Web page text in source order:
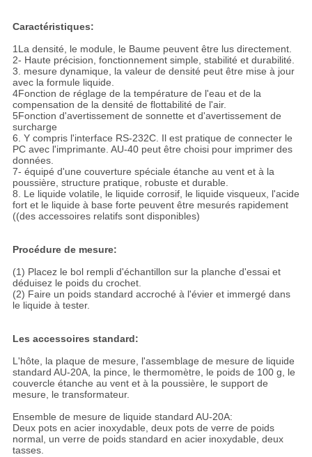
Caractéristiques:
1La densité, le module, le Baume peuvent être lus directement.
2- Haute précision, fonctionnement simple, stabilité et durabilité.
3. mesure dynamique, la valeur de densité peut être mise à jour
avec la formule liquide.
4Fonction de réglage de la température de l'eau et de la
compensation de la densité de flottabilité de l'air.
5Fonction d'avertissement de sonnette et d'avertissement de
surcharge
6. Y compris l'interface RS-232C. Il est pratique de connecter le
PC avec l'imprimante. AU-40 peut être choisi pour imprimer des
données.
7- équipé d'une couverture spéciale étanche au vent et à la
poussière, structure pratique, robuste et durable.
8. Le liquide volatile, le liquide corrosif, le liquide visqueux, l'acide
fort et le liquide à base forte peuvent être mesurés rapidement
((des accessoires relatifs sont disponibles)
Procédure de mesure:
(1) Placez le bol rempli d'échantillon sur la planche d'essai et
déduisez le poids du crochet.
(2) Faire un poids standard accroché à l'évier et immergé dans
le liquide à tester.
Les accessoires standard:
L'hôte, la plaque de mesure, l'assemblage de mesure de liquide
standard AU-20A, la pince, le thermomètre, le poids de 100 g, le
couvercle étanche au vent et à la poussière, le support de
mesure, le transformateur.
Ensemble de mesure de liquide standard AU-20A:
Deux pots en acier inoxydable, deux pots de verre de poids
normal, un verre de poids standard en acier inoxydable, deux
tasses.